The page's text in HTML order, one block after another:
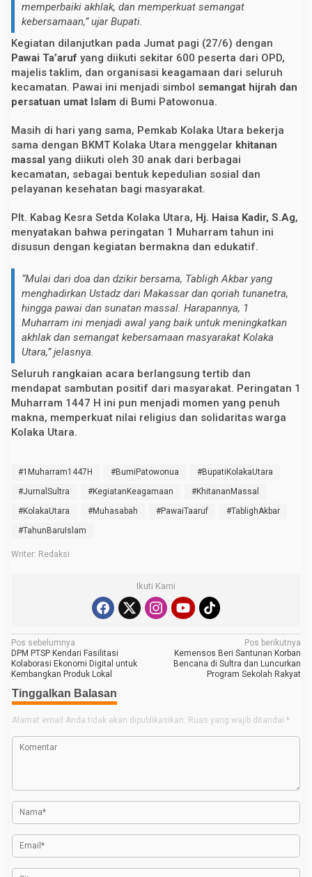
memperbaiki akhlak, dan memperkuat semangat
kebersamaan,” ujar Bupati.
Kegiatan dilanjutkan pada Jumat pagi (27/6) dengan
Pawai Ta’aruf yang diikuti sekitar 600 peserta dari OPD,
majelis taklim, dan organisasi keagamaan dari seluruh
kecamatan. Pawai ini menjadi simbol semangat hijrah dan
persatuan umat Islam di Bumi Patowonua.
Masih di hari yang sama, Pemkab Kolaka Utara bekerja
sama dengan BKMT Kolaka Utara menggelar khitanan
massal yang diikuti oleh 30 anak dari berbagai
kecamatan, sebagai bentuk kepedulian sosial dan
pelayanan kesehatan bagi masyarakat.
Plt. Kabag Kesra Setda Kolaka Utara, Hj. Haisa Kadir, S.Ag,
menyatakan bahwa peringatan 1 Muharram tahun ini
disusun dengan kegiatan bermakna dan edukatif.
“Mulai dari doa dan dzikir bersama, Tabligh Akbar yang
menghadirkan Ustadz dari Makassar dan qoriah tunanetra,
hingga pawai dan sunatan massal. Harapannya, 1
Muharram ini menjadi awal yang baik untuk meningkatkan
akhlak dan semangat kebersamaan masyarakat Kolaka
Utara,” jelasnya.
Seluruh rangkaian acara berlangsung tertib dan
mendapat sambutan positif dari masyarakat. Peringatan 1
Muharram 1447 H ini pun menjadi momen yang penuh
makna, memperkuat nilai religius dan solidaritas warga
Kolaka Utara.
#1Muharram1447H #BumiPatowonua
#BupatiKolakaUtara
#JurnalSultra
#KegiatanKeagamaan
#KhitananMassal
#KolakaUtara
#Muhasabah #PawaiTaaruf
#TablighAkbar
#TahunBaruIslam
Writer: Redaksi
Ikuti Kami
N
a
v
i
g
a
p
o
s
Pos sebelumnya
DPM PTSP Kendari Fasilitasi
Kolaborasi Ekonomi Digital untuk
Kembangkan Produk Lokal
Pos berikutnya
Kemensos Beri Santunan Korban
Bencana di Sultra dan Luncurkan
Program Sekolah Rakyat
Tinggalkan Balasan
Alamat email Anda tidak akan dipublikasikan. Ruas yang wajib ditandai *